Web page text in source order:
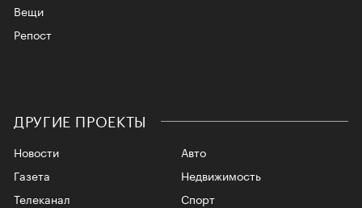
Вещи
Репост
ДРУГИЕ ПРОЕКТЫ
Новости
Газета
Телеканал
Авто
Недвижимость
Спорт